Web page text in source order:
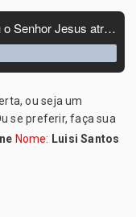
ou seja um
se preferir, faça sua
Nome: Luisi Santos